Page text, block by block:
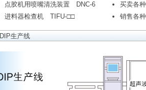
点胶机用喷嘴清洗装置 DNC-6
进料器检查机 TIFU-□□
买卖各
销售各
DIP生产线